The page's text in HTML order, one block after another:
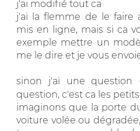
j'ai modifié tout ca
j'ai la flemme de le faire
mis en ligne, mais si ca
exemple mettre un
me le dire et je vous
sinon j'ai une question
question, c'est ca les
imaginons que la porte
voiture volée ou